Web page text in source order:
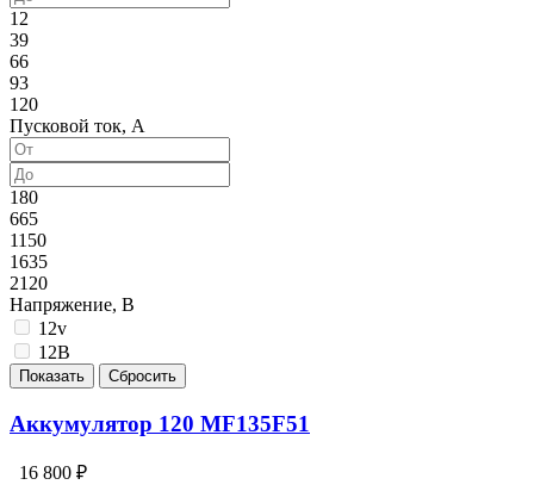
12
39
66
93
120
Пусковой ток, А
180
665
1150
1635
2120
Напряжение, В
12v
12В
Аккумулятор 120 MF135F51
16 800 ₽